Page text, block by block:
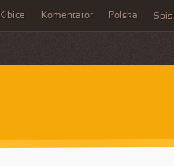
Kibice Komentator Polska Spis